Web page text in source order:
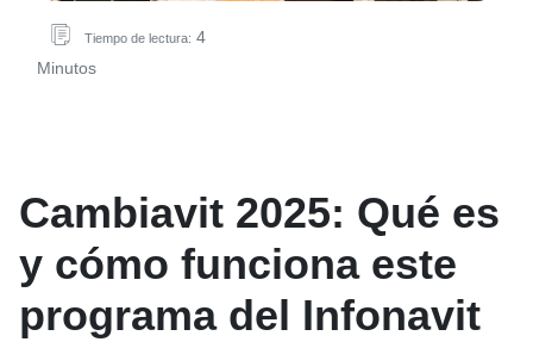
Tiempo de lectura: 4
Minutos
Cambiavit 2025: Qué es
y cómo funciona este
programa del Infonavit